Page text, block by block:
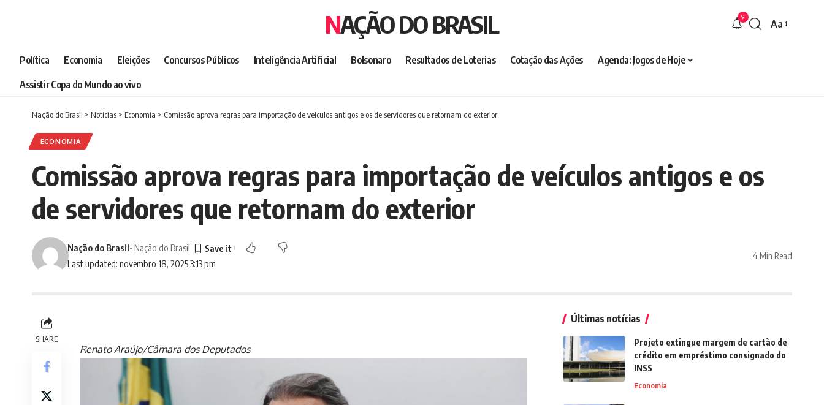
NAÇÃO DO BRASIL 9
Font
Aa
Política Economia Eleições Concursos Públicos Inteligência Artificial Bolsonaro Resultados de Loterias Cotação das Ações
Agenda: Jogos de Hoje
Assistir Copa do Mundo ao vivo
Nação do Brasil > Notícias > Economia > Comissão aprova regras para importação de veículos antigos e os de servidores que retornam do exterior
ECONOMIA
Comissão aprova regras para importação de veículos antigos e os
de servidores que retornam do exterior
Last updated: novembro 18, 2025 3:13 pm
Nação do Brasil- Nação do Brasil
4 Min Read
SHARE
Renato Araújo/Câmara dos Deputados
Últimas notícias
Projeto extingue margem de cartão de
crédito em empréstimo consignado do
INSS
Economia